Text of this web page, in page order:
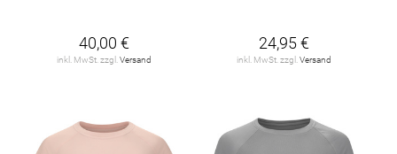
40,00 €
inkl. MwSt. zzgl. Versand
24,95 €
inkl. MwSt. zzgl. Versand